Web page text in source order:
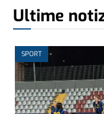
Ultime
SPORT